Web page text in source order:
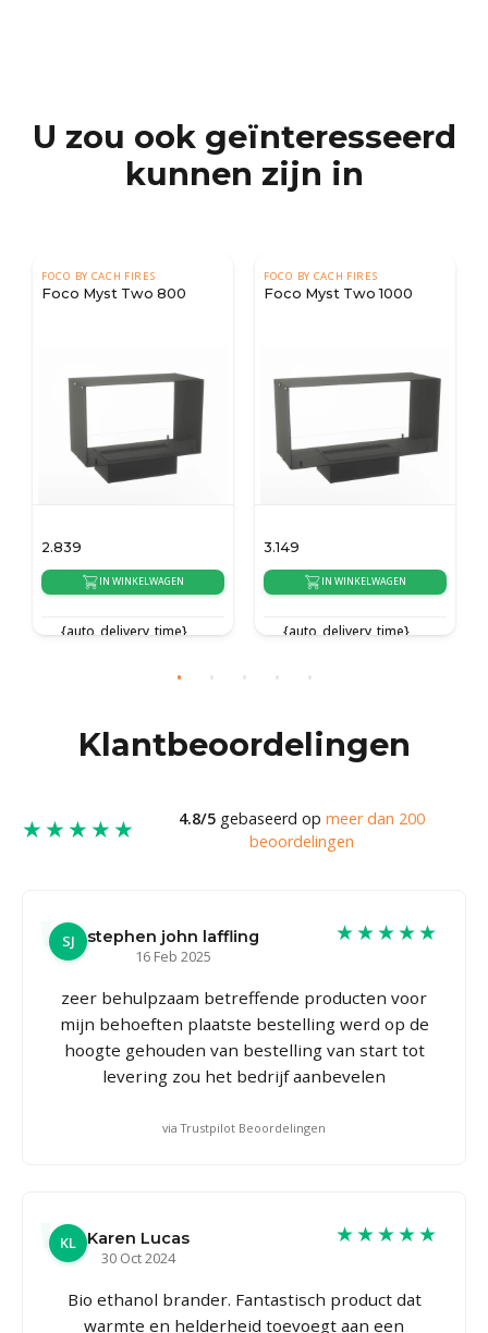
U zou ook geïnteresseerd
kunnen zijn in
FOCO BY CACH FIRES
Foco Myst Two 1000
IN WINKELWAGEN
{auto_delivery_time}
FOCO BY CACH FIRES
Foco Myst Two 1200
IN WINKELWAGEN
{auto_delivery_time}
Klantbeoordelingen
★★★★★ 4.8/5gebaseerd op meer dan 200
beoordelingen
SJ
stephen john laffling
16 Feb 2025
★★★★★
zeer behulpzaam betreffende producten voor
mijn behoeften plaatste bestelling werd op de
hoogte gehouden van bestelling van start tot
levering zou het bedrijf aanbevelen
via Trustpilot Beoordelingen
KL
Karen Lucas
30 Oct 2024
★★★★★
Bio ethanol brander. Fantastisch product dat
warmte en helderheid toevoegt aan een